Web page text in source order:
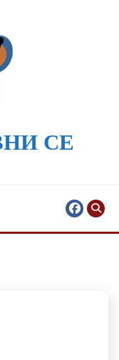
СЕ